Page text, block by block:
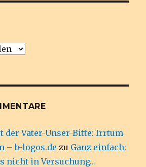
der Vater-Unser-Bitte: Irrtum
– b-logos.de zu Ganz einfach:
nicht in Versuchung…